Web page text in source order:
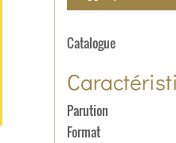
Catalogue
Parution
Format